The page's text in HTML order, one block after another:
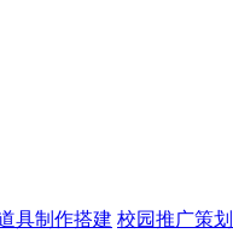
具制作搭建 校园推广策